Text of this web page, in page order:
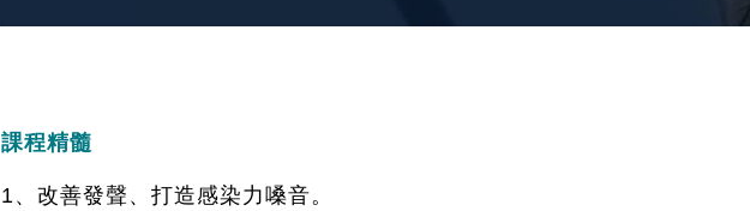
課程精髓
1、改善發聲、打造感染力嗓音。